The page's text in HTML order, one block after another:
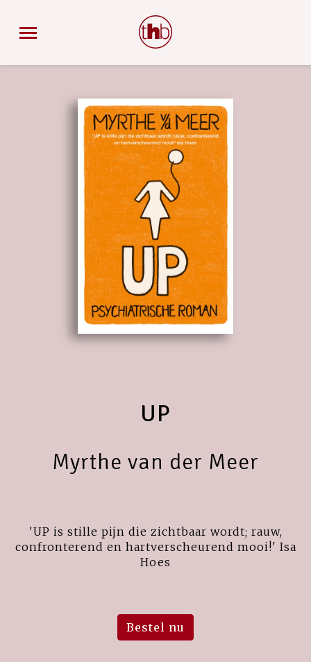
UP
Myrthe van der Meer
'UP is stille pijn die zichtbaar wordt; rauw,
confronterend en hartverscheurend mooi!' Isa
Hoes
Bestel nu